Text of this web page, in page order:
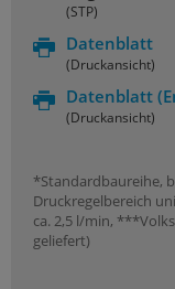
(STP)
Datenblatt
(Druckansicht)
Datenblatt
(Druckansicht)
*Standardbaureihe,
Druckregelbereich
ca. 2,5 l/min,
geliefert)